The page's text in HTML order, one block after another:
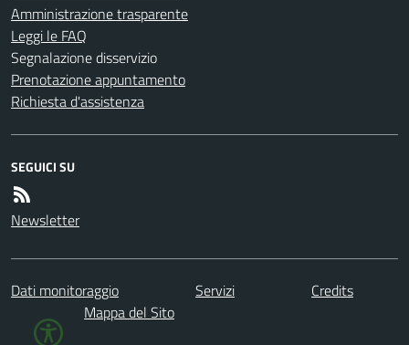
Amministrazione trasparente
Leggi le FAQ
Segnalazione disservizio
Prenotazione appuntamento
Richiesta d'assistenza
SEGUICI SU
Newsletter
Dati monitoraggio Servizi
Credits
Mappa del Sito